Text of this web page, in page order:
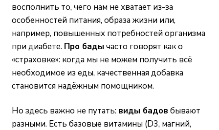
восполнить то, чего нам не хватает из-за
особенностей питания, образа жизни или,
например, повышенных потребностей организма
при диабете. Про бады часто говорят как о
«страховке»: когда мы не можем получить всё
необходимое из еды, качественная добавка
становится надёжным помощником.
Но здесь важно не путать: виды бадов бывают
разными. Есть базовые витамины (D3, магний,